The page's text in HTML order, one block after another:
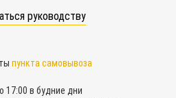
руководству
пункта самовывоза
17:00 в будние дни